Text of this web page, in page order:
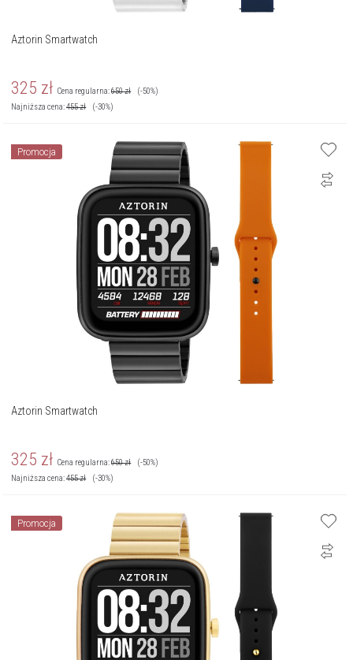
Aztorin Smartwatch
325 zł Cena regularna:650zł
(-50%)
Najniższa cena:455zł (-30%)
Promocja
Aztorin Smartwatch
325 zł Cena regularna:650zł
(-50%)
Najniższa cena:455zł (-30%)
Promocja